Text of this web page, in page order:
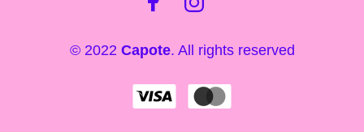
© 2022 Capote. All rights reserved